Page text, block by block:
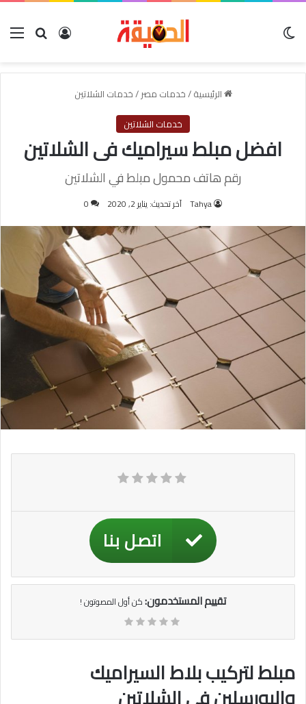
بحث عنتسجيل
الرئيسية/خدمات مصر/خدمات الشلاتين
خدمات الشلاتين
افضل مبلط سيراميك فى الشلاتين
رقم هاتف محمول مبلط في الشلاتين
Tahya آخر تحديث: يناير 2, 2020 0
اتصل بنا
تقييم المستخدمون:كن أول المصوتون !
مبلط لتركيب بلاط السيراميك